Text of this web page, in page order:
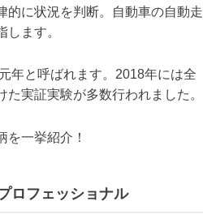
的に状況を判断。自動車の自動走
ます。
年と呼ばれます。2018年には全
た実証実験が多数行われました。
を一挙紹介！
ロフェッショナル